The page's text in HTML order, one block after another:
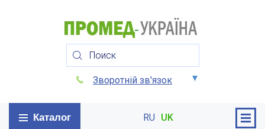
Зворотній зв'язок
Каталог RU UK